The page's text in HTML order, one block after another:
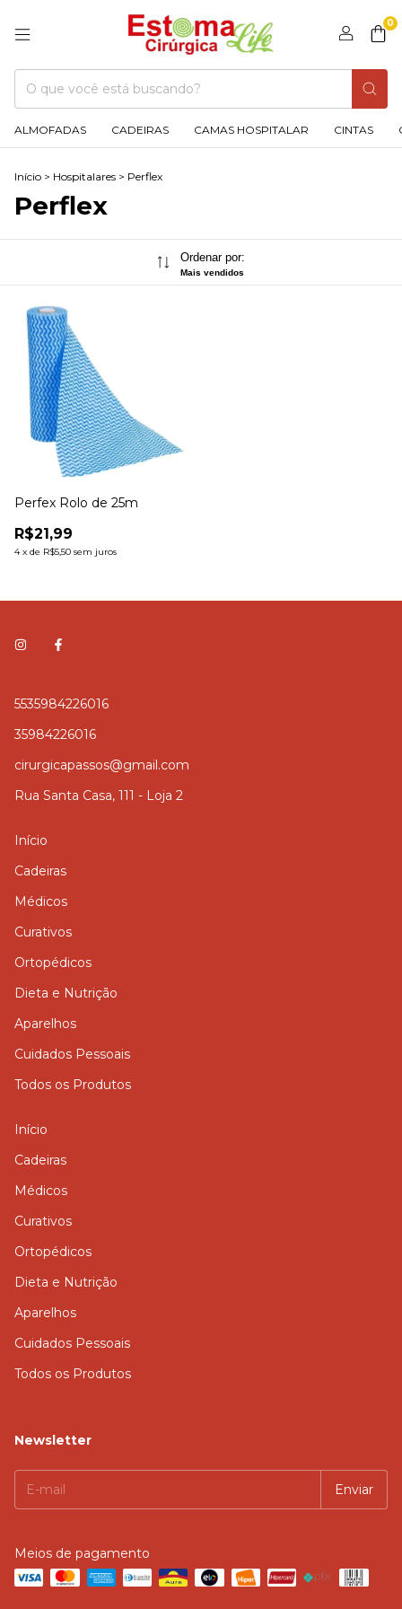
0
ALMOFADAS CADEIRAS CAMAS HOSPITALAR CINTAS
Início > Hospitalares > Perflex
Perflex
Ordenar por:
Mais vendidos
Perfex Rolo de 25m
R$21,99
4 x de R$5,50 sem juros
5535984226016
35984226016
cirurgicapassos@gmail.com
Rua Santa Casa, 111 - Loja 2
Início
Cadeiras
Médicos
Curativos
Ortopédicos
Dieta e Nutrição
Aparelhos
Cuidados Pessoais
Todos os Produtos
Início
Cadeiras
Médicos
Curativos
Ortopédicos
Dieta e Nutrição
Aparelhos
Cuidados Pessoais
Todos os Produtos
Newsletter
Meios de pagamento